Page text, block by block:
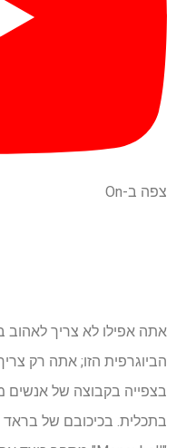
צפה ב-On
אתה אפילו לא צריך לאהוב
הביוגרפית הזו; אתה רק
בצפייה בקבוצה של
בתכלית. בכיכובם של בראד